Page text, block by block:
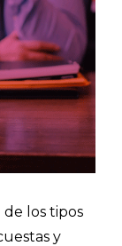
los tipos
y